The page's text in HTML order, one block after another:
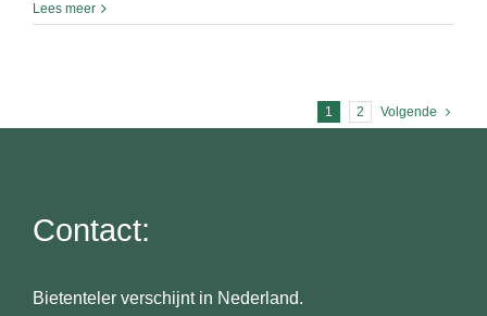
Lees meer
1 2 Volgende
Contact:
Bietenteler verschijnt in Nederland.